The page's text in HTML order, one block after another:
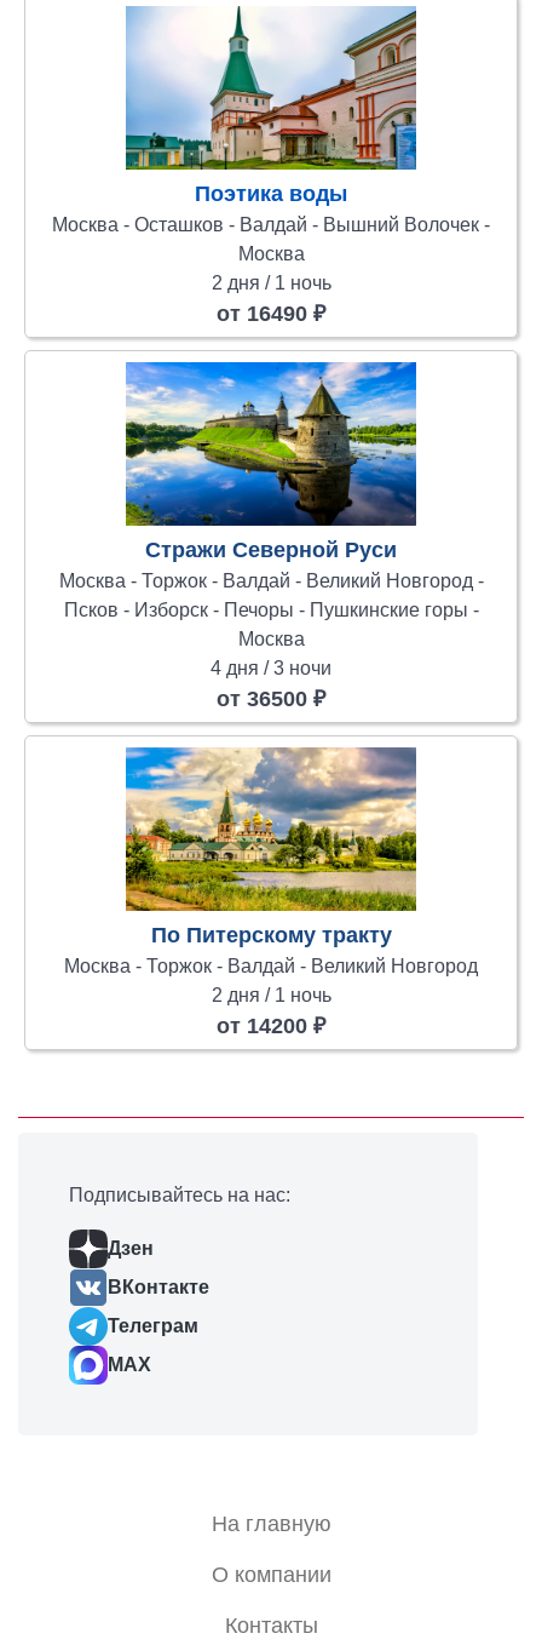
Поэтика воды
Москва - Осташков - Валдай - Вышний Волочек -
Москва
2 дня / 1 ночь
от 16490 ₽
Стражи Северной Руси
Москва - Торжок - Валдай - Великий Новгород -
Псков - Изборск - Печоры - Пушкинские горы -
Москва
4 дня / 3 ночи
от 36500 ₽
По Питерскому тракту
Москва - Торжок - Валдай - Великий Новгород
2 дня / 1 ночь
от 14200 ₽
Подписывайтесь на нас:
Дзен
ВКонтакте
Телеграм
MAX
На главную
О компании
Контакты